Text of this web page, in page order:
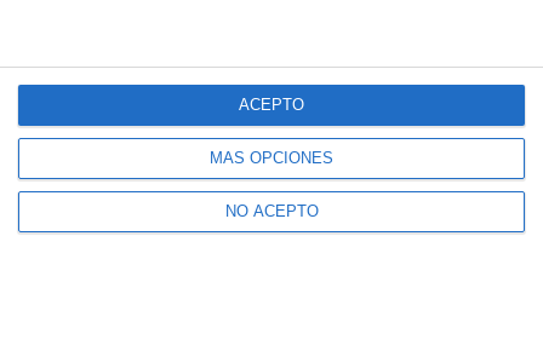
MÁS OPCIONES
NO ACEPTO
ACEPTO